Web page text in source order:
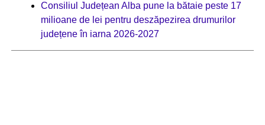
Consiliul Județean Alba pune la bătaie peste 17
milioane de lei pentru deszăpezirea drumurilor
județene în iarna 2026-2027